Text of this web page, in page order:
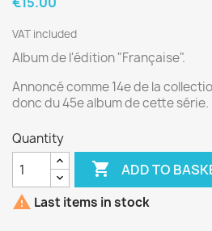
VAT included
Album de l'édition "Française".
Annoncé comme 14e de la
donc du 45e album de cette série.
Quantity
 ADD TO
 Last items in stock